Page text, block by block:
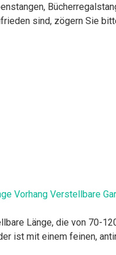
sind, zögern Sie
Vorhang Verstellbare
Länge, die von 70-
ist mit einem feinen,